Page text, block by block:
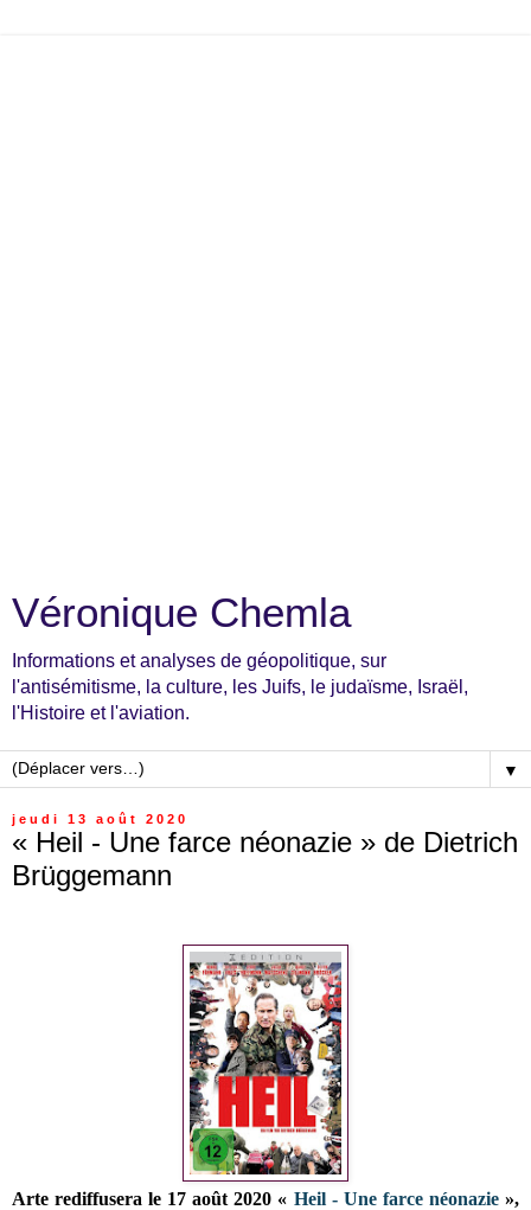
Véronique Chemla
Informations et analyses de géopolitique, sur
l'antisémitisme, la culture, les Juifs, le judaïsme, Israël,
l'Histoire et l'aviation.
▼
jeudi 13 août 2020
« Heil - Une farce néonazie » de Dietrich
Brüggemann
Arte rediffusera le 17 août 2020 « Heil - Une farce néonazie»,